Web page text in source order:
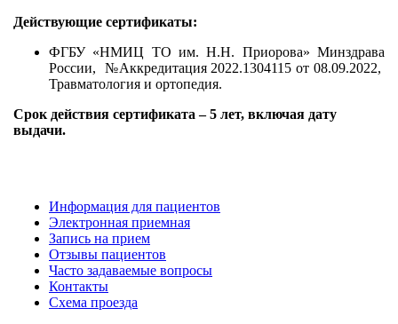
Действующие сертификаты:
ФГБУ «НМИЦ ТО им. Н.Н. Приорова» Минздрава
России, №Аккредитация 2022.1304115 от 08.09.2022,
Травматология и ортопедия.
Срок действия сертификата – 5 лет, включая дату
выдачи.
Информация для пациентов
Электронная приемная
Запись на прием
Отзывы пациентов
Часто задаваемые вопросы
Контакты
Схема проезда